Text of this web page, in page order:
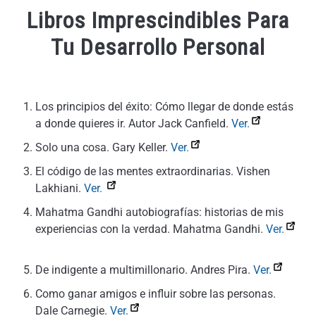
Libros Imprescindibles Para
Tu Desarrollo Personal
Los principios del éxito: Cómo llegar de donde estás
a donde quieres ir. Autor Jack Canfield. Ver.
Solo una cosa. Gary Keller. Ver.
El código de las mentes extraordinarias. Vishen
Lakhiani. Ver.
Mahatma Gandhi autobiografías: historias de mis
experiencias con la verdad. Mahatma Gandhi. Ver.
De indigente a multimillonario. Andres Pira. Ver.
Como ganar amigos e influir sobre las personas.
Dale Carnegie. Ver.